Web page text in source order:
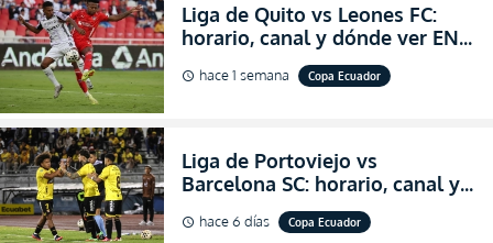
Liga de Quito vs Leones FC:
horario, canal y dónde ver EN
VIVO los octavos de final de la
Copa Ecuador 2026
schedule hace 1 semana Copa Ecuador
Liga de Portoviejo vs
Barcelona SC: horario, canal y
dónde ver EN VIVO los octavos
de final de la Copa Ecuador
schedule hace 6 días Copa Ecuador